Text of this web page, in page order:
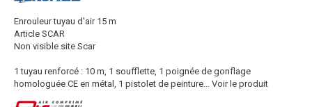
Enrouleur tuyau d'air 15 m
Article SCAR
Non visible site Scar
1 tuyau renforcé : 10 m, 1 soufflette, 1 poignée de gonflage
homologuée CE en métal, 1 pistolet de peinture... Voir le produit